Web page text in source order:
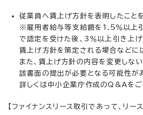
従業員へ賃上げ方針を表明したこと
※雇用者給与等支給額を1.5％以上
で認定を受けた後、3％以上引き上げ
賃上げ方針を策定される場合などに
また、賃上げ方針の内容を変更しな
該書面の提出が必要となる可能性があ
詳しくは中小企業庁作成のQ&Aをご
【ファイナンスリース取引であって、リ